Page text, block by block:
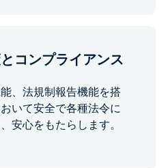
コンプライアンス
、法規制報告機能を搭
いて安全で各種法令に
安心をもたらします。